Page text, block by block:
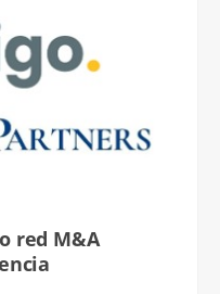
red M&A